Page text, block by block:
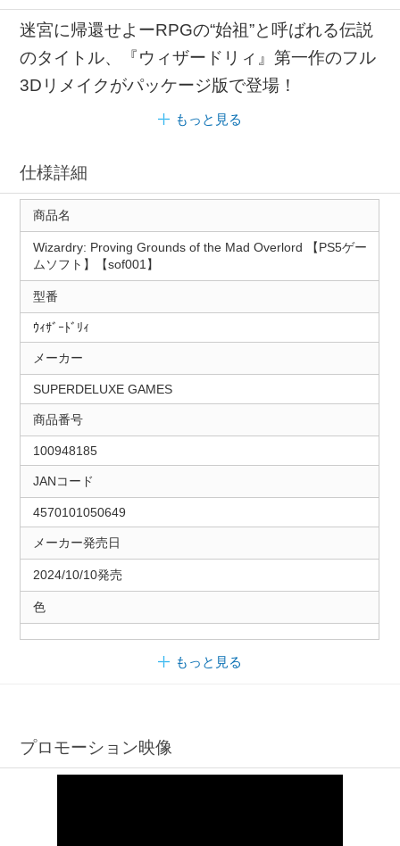
迷宮に帰還せよーRPGの“始祖”と呼ばれる伝説
のタイトル、『ウィザードリィ』第一作のフル
3Dリメイクがパッケージ版で登場！
もっと見る
仕様詳細
商品名
Wizardry: Proving Grounds of the Mad Overlord 【PS5ゲー
ムソフト】【sof001】
型番
ｳｨｻﾞｰﾄﾞﾘｨ
メーカー
SUPERDELUXE GAMES
商品番号
100948185
JANコード
4570101050649
メーカー発売日
2024/10/10発売
色
もっと見る
プロモーション映像